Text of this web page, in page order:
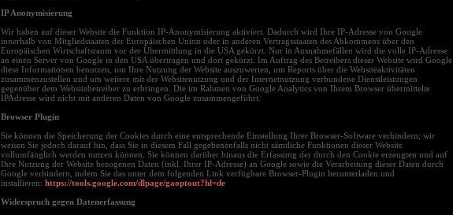
IP Anonymisierung
Wir haben auf dieser Website die Funktion IP-Anonymisierung aktiviert. Dadurch wird Ihre IP-Adresse von Google
innerhalb von Mitgliedstaaten der Europäischen Union oder in anderen Vertragsstaaten des Abkommens über den
Europäischen Wirtschaftsraum vor der Übermittlung in die USA gekürzt. Nur in Ausnahmefällen wird die volle IP-Adresse
an einen Server von Google in den USA übertragen und dort gekürzt. Im Auftrag des Betreibers dieser Website wird Google
diese Informationen benutzen, um Ihre Nutzung der Website auszuwerten, um Reports über die Websiteaktivitäten
zusammenzustellen und um weitere mit der Websitenutzung und der Internetnutzung verbundene Dienstleistungen
gegenüber dem Websitebetreiber zu erbringen. Die im Rahmen von Google Analytics von Ihrem Browser übermittelte
IPAdresse wird nicht mit anderen Daten von Google zusammengeführt.
Browser Plugin
Sie können die Speicherung der Cookies durch eine entsprechende Einstellung Ihrer Browser-Software verhindern; wir
weisen Sie jedoch darauf hin, dass Sie in diesem Fall gegebenenfalls nicht sämtliche Funktionen dieser Website
vollumfänglich werden nutzen können. Sie können darüber hinaus die Erfassung der durch den Cookie erzeugten und auf
Ihre Nutzung der Website bezogenen Daten (inkl. Ihrer IP-Adresse) an Google sowie die Verarbeitung dieser Daten durch
Google verhindern, indem Sie das unter dem folgenden Link verfügbare Browser-Plugin herunterladen und
installieren: https://tools.google.com/dlpage/gaoptout?hl=de
Widerspruch gegen Datenerfassung